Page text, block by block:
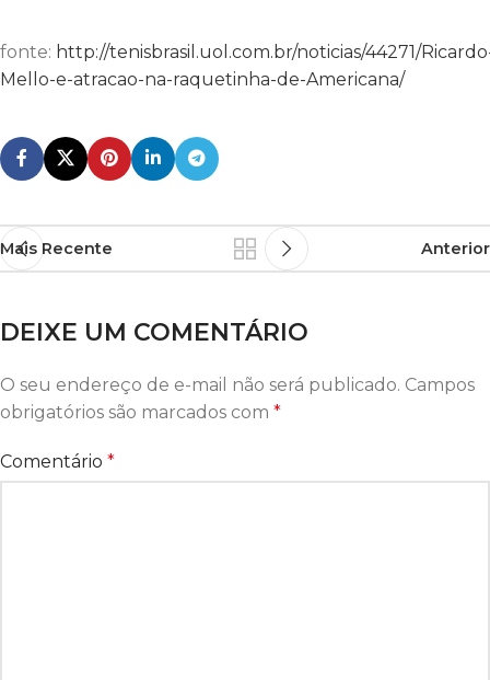
fonte: http://tenisbrasil.uol.com.br/noticias/44271/
Mello-e-atracao-na-raquetinha-de-Americana/
Mais Recente Anterior
DEIXE UM COMENTÁRIO
O seu endereço de e-mail não será publicado. Campos
obrigatórios são marcados com *
Comentário *